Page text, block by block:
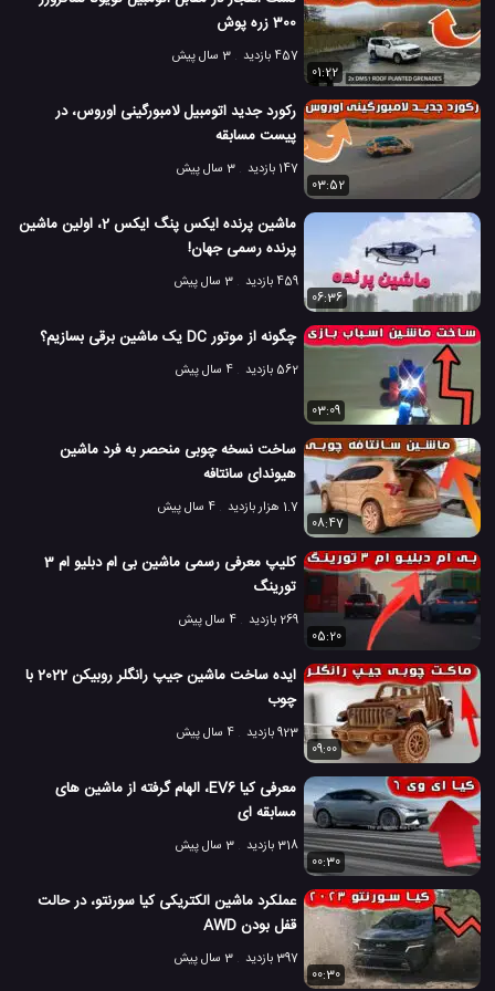
300 زره پوش
457 بازدید
3 سال پیش
01:22
رکورد جدید اتومبیل لامبورگینی اوروس، در
پیست مسابقه
147 بازدید
3 سال پیش
03:52
ماشین پرنده ایکس پنگ ایکس 2، اولین ماشین
پرنده رسمی جهان!
459 بازدید
3 سال پیش
06:36
چگونه از موتور DC یک ماشین برقی بسازیم؟
562 بازدید 4 سال پیش
03:09
ساخت نسخه چوبی منحصر به فرد ماشین
هیوندای سانتافه
1.7 هزار بازدید
4 سال پیش
08:47
کلیپ معرفی رسمی ماشین بی ام دبلیو ام 3
تورینگ
269 بازدید
4 سال پیش
05:20
ایده ساخت ماشین جیپ رانگلر روبیکن 2022 با
چوب
923 بازدید
4 سال پیش
09:00
معرفی کیا EV6، الهام گرفته از ماشین های
مسابقه ای
318 بازدید
3 سال پیش
00:30
عملکرد ماشین الکتریکی کیا سورنتو، در حالت
قفل بودن AWD
397 بازدید
3 سال پیش
00:30